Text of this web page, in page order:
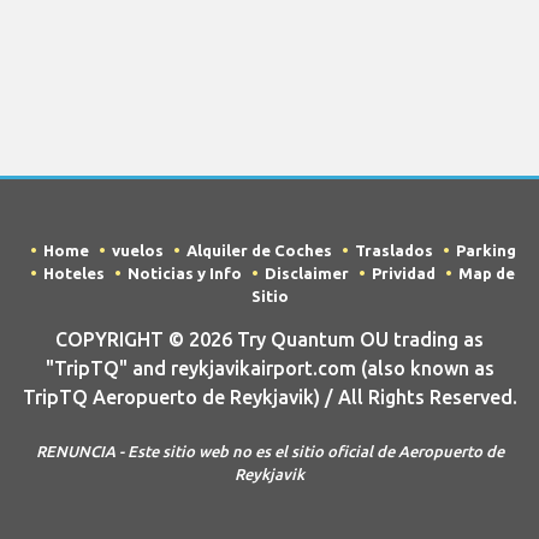
Home vuelos Alquiler de Coches Traslados
Parking
Hoteles
Noticias y Info Disclaimer Prividad
Map de
Sitio
COPYRIGHT © 2026 Try Quantum OU trading as
"TripTQ" and reykjavikairport.com (also known as
TripTQ Aeropuerto de Reykjavik) / All Rights Reserved.
RENUNCIA - Este sitio web no es el sitio oficial de Aeropuerto de
Reykjavik